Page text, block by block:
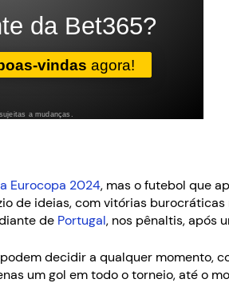
Eurocopa 2024, mas o futebol que
de ideias, com vitórias
de Portugal, nos pênaltis, após
decidir a qualquer momento,
um gol em todo o torneio, até o